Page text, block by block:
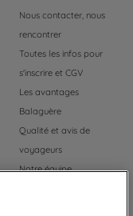
Nous contacter, nous
rencontrer
Toutes les infos pour
s'inscrire et CGV
Les avantages
Balaguère
Qualité et avis de
voyageurs
Notre équipe